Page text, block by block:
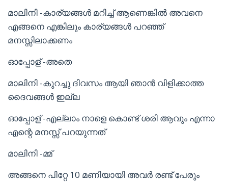
മാലിനി -കാര്യങ്ങൾ മറിച്ച് ആണെങ്കിൽ അവനെ
എങ്ങനെ എങ്കിലും കാര്യങ്ങൾ പറഞ്ഞ്
മനസ്സിലാക്കണം
ഓപ്പോള് -അതെ
മാലിനി -കുറച്ചു ദിവസം ആയി ഞാൻ വിളിക്കാത്ത
ദൈവങ്ങൾ ഇല്ല
ഓപ്പോള് -എല്ലാം നാളെ കൊണ്ട് ശരി ആവും എന്നാ
എന്റെ മനസ്സ് പറയുന്നത്
മാലിനി -മ്മ്
അങ്ങനെ പിറ്റേ 10 മണിയായി അവർ രണ്ട് പേരും